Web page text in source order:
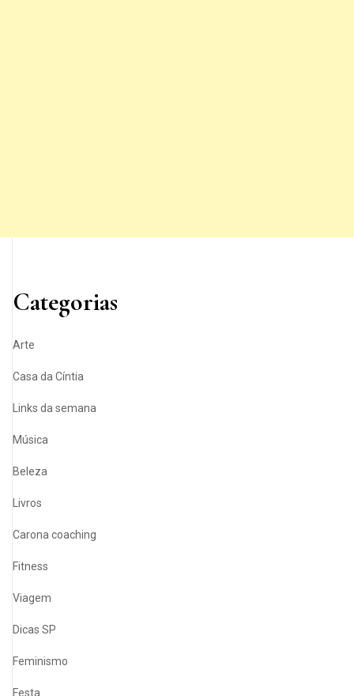
Categorias
Arte
Casa da Cíntia
Links da semana
Música
Beleza
Livros
Carona coaching
Fitness
Viagem
Dicas SP
Feminismo
Festa